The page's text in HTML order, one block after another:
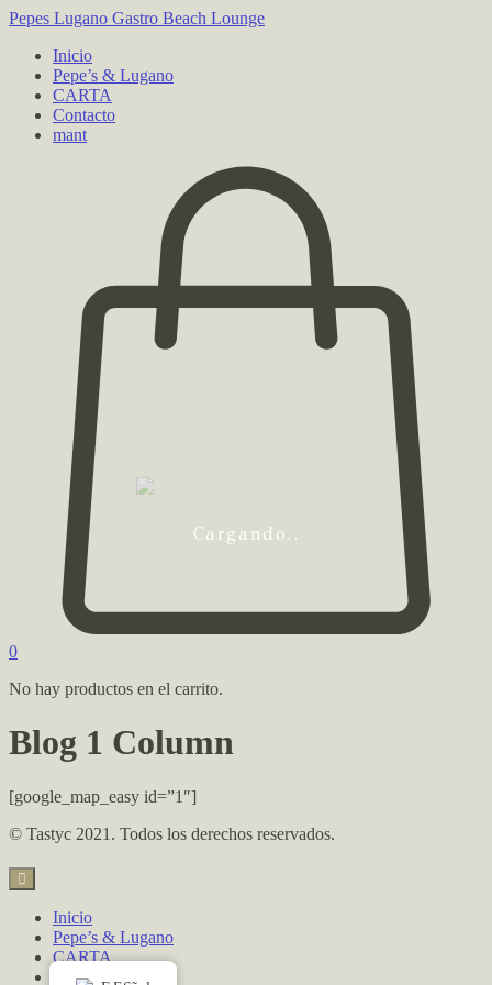
Cargando..
Pepes Lugano Gastro Beach Lounge
Inicio
Pepe’s & Lugano
CARTA
Contacto
mant
0
No hay productos en el carrito.
Blog 1 Column
[google_map_easy id=”1″]
© Tastyc 2021. Todos los derechos reservados.
Inicio
Pepe’s & Lugano
CARTA
Contacto